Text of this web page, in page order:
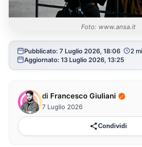
Foto: www.ansa.it
Pubblicato: 7 Luglio 2026, 18:06
2
Aggiornato: 13 Luglio 2026, 13:25
di Francesco Giuliani
7 Luglio 2026
Condividi